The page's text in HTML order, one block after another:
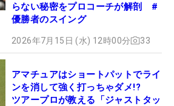
らない秘密をプロコーチが解剖 #
優勝者のスイング
2026年7月15日 (水) 12時00分 33
アマチュアはショートパットでライ
ンを消して強く打っちゃダメ!?
ツアープロが教える「ジャストタッ